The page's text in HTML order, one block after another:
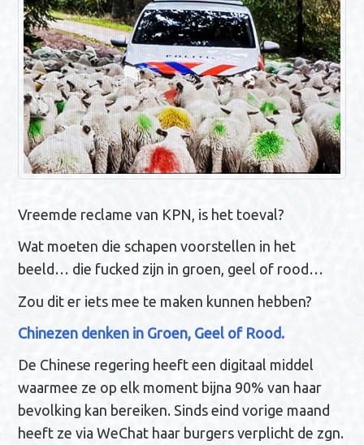
Vreemde reclame van KPN, is het toeval?
Wat moeten die schapen voorstellen in het
beeld… die fucked zijn in groen, geel of rood…
Zou dit er iets mee te maken kunnen hebben?
Chinezen denken in Groen, Geel of Rood.
De Chinese regering heeft een digitaal middel
waarmee ze op elk moment bijna 90% van haar
bevolking kan bereiken. Sinds eind vorige maand
heeft ze via WeChat haar burgers verplicht de zgn.